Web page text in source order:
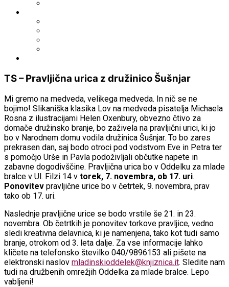
TS – Pravljična urica z družinico Šušnjar
Mi gremo na medveda, velikega medveda. In nič se ne
bojimo! Slikaniška klasika Lov na medveda pisatelja Michaela
Rosna z ilustracijami Helen Oxenbury, obvezno čtivo za
domače družinsko branje, bo zaživela na pravljični urici, ki jo
bo v Narodnem domu vodila družinica Šušnjar. To bo zares
prekrasen dan, saj bodo otroci pod vodstvom Eve in Petra ter
s pomočjo Urše in Pavla podoživljali občutke napete in
zabavne dogodivščine. Pravljična urica bo v Oddelku za mlade
bralce v Ul. Filzi 14 v torek, 7. novembra, ob 17. uri.
Ponovitev pravljične urice bo v četrtek, 9. novembra, prav
tako ob 17. uri.
Naslednje pravljične urice se bodo vrstile še 21. in 23.
novembra. Ob četrtkih je ponovitev torkove pravljice, vedno
sledi kreativna delavnica, ki je namenjena, tako kot tudi samo
branje, otrokom od 3. leta dalje. Za vse informacije lahko
kličete na telefonsko številko 040/9896153 ali pišete na
elektronski naslov mladinskioddelek@knjiznica.it. Sledite nam
tudi na družbenih omrežjih Oddelka za mlade bralce. Lepo
vabljeni!